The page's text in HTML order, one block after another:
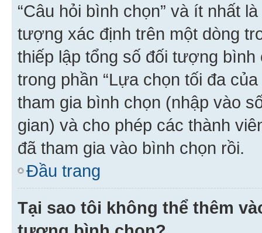
“Câu hỏi bình chọn” và ít nhất
tượng xác định trên một dòng
thiếp lập tổng số đối tượng
trong phần “Lựa chọn tối đa
tham gia bình chọn (nhập vào
gian) và cho phép các thành
đã tham gia vào bình chọn rồi.
Đầu trang
Tại sao tôi không thể thêm